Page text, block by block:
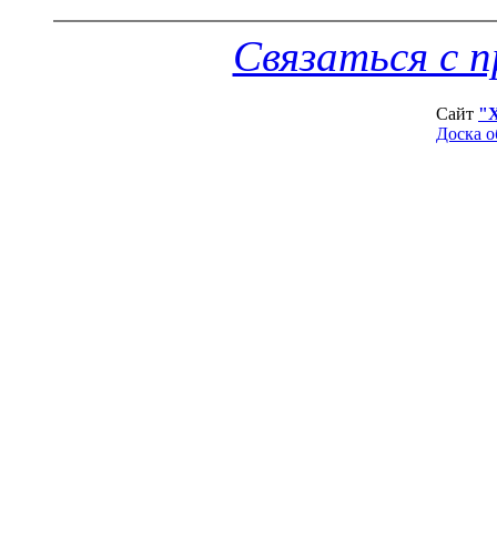
Связаться с
Сайт
Доска